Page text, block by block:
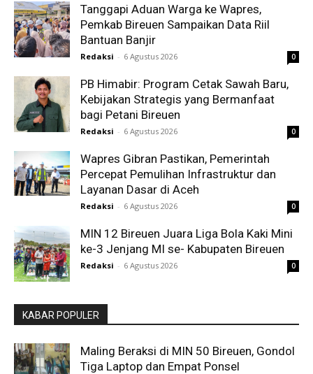
Tanggapi Aduan Warga ke Wapres,
Pemkab Bireuen Sampaikan Data Riil
Bantuan Banjir
Redaksi - 6 Agustus 2026 0
PB Himabir: Program Cetak Sawah Baru,
Kebijakan Strategis yang Bermanfaat
bagi Petani Bireuen
Redaksi - 6 Agustus 2026 0
Wapres Gibran Pastikan, Pemerintah
Percepat Pemulihan Infrastruktur dan
Layanan Dasar di Aceh
Redaksi - 6 Agustus 2026 0
MIN 12 Bireuen Juara Liga Bola Kaki Mini
ke-3 Jenjang MI se- Kabupaten Bireuen
Redaksi - 6 Agustus 2026 0
KABAR POPULER
Maling Beraksi di MIN 50 Bireuen, Gondol
Tiga Laptop dan Empat Ponsel